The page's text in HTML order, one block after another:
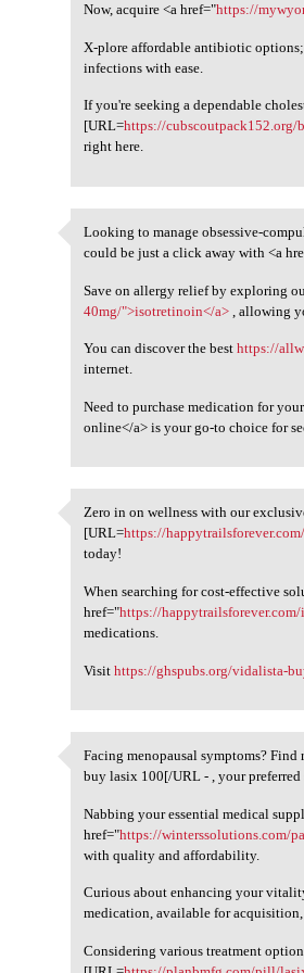
Now, acquire <a href="https://
X-plore affordable antibiotic
infections with ease.
If you're seeking a dependable
[URL=https://cubscoutpack152.org/
right here.
Looking to manage
Looking to manage obsessive-
could be just a click away with <a
Save on allergy relief by exploring
40mg/">isotretinoin</a> , allowing
You can discover the besthttps://
internet.
Need to purchase medication for
online</a> is your go-to choice for
Zero in on wellness with our
Zero in on wellness with our
[URL=https://
today!
When searching for cost-effective
href="https://
medications.
Visithttps://ghspubs.org/vidalista-
Facing menopausal
Facing menopausal symptoms?
buy lasix 100[/URL - , your preferred
Nabbing your essential medical
href="https://winterssolutions.com/
with quality and affordability.
Curious about enhancing your
medication, available for
Considering various treatment